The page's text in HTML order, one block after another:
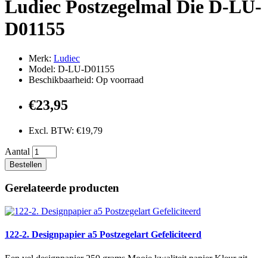
Ludiec Postzegelmal Die D-LU-
D01155
Merk: Ludiec
Model: D-LU-D01155
Beschikbaarheid: Op voorraad
€23,95
Excl. BTW: €19,79
Aantal
Bestellen
Gerelateerde producten
122-2. Designpapier a5 Postzegelart Gefeliciteerd